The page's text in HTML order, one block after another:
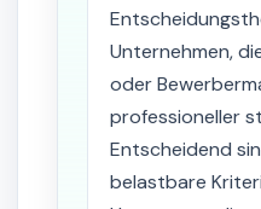
Unternehmen,
oder
professioneller
Entscheidend
belastbare